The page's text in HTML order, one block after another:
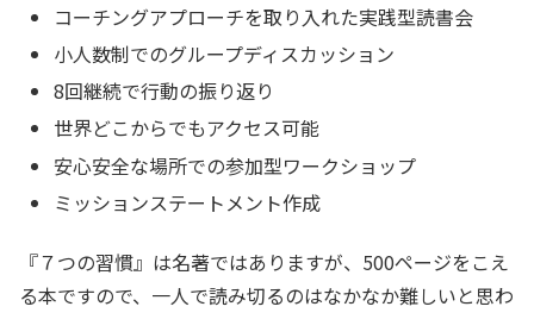
コーチングアプローチを取り入れた実践型読書会
小人数制でのグループディスカッション
8回継続で行動の振り返り
世界どこからでもアクセス可能
安心安全な場所での参加型ワークショップ
ミッションステートメント作成
『７つの習慣』は名著ではありますが、500ページをこえ
る本ですので、一人で読み切るのはなかなか難しいと思わ